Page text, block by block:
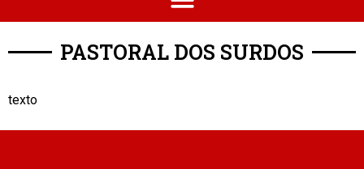
PASTORAL DOS SURDOS
texto